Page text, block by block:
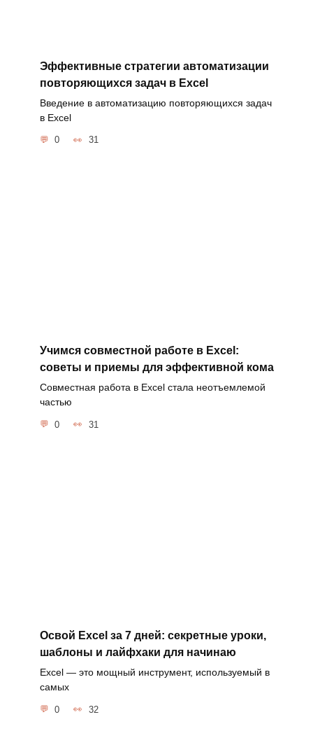
Эффективные стратегии автоматизации
повторяющихся задач в Excel
Введение в автоматизацию повторяющихся задач
в Excel
0 31
Учимся совместной работе в Excel:
советы и приемы для эффективной кома
Совместная работа в Excel стала неотъемлемой
частью
0 31
Освой Excel за 7 дней: секретные уроки,
шаблоны и лайфхаки для начинаю
Excel — это мощный инструмент, используемый в
самых
0 32